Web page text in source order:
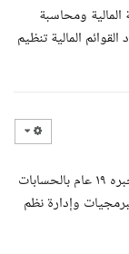
ومحاسبة
المالية تنظيم
السلام عليكم معك مدير مالى/ احمد جمال سليمان خبره ١٩ عام بالحسابات
حاصل على بكالوريوس تجاره خبره ١٣ بالبرمجيات وإدارة نظم